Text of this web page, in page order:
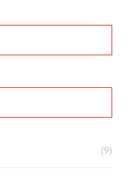
(9)